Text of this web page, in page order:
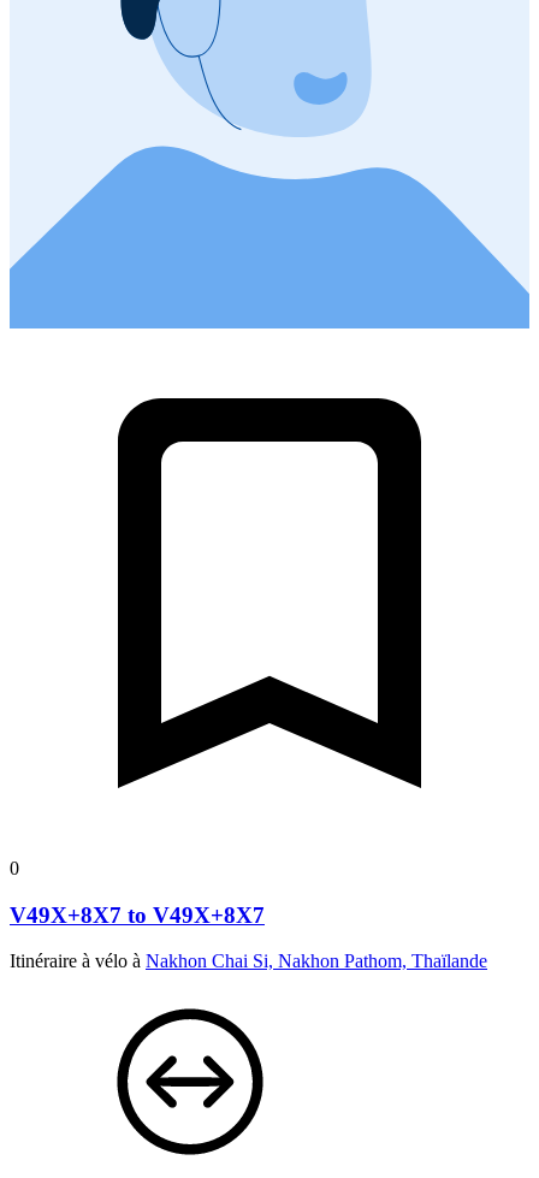
0
V49X+8X7 to V49X+8X7
Itinéraire à vélo à Nakhon Chai Si, Nakhon Pathom, Thaïlande